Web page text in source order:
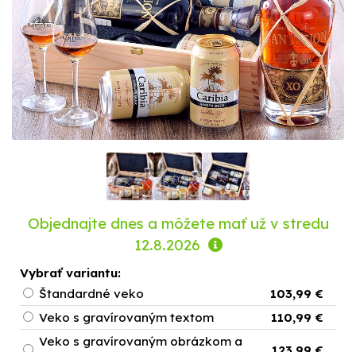
Objednajte dnes a môžete mať už v stredu
12.8.2026
Vybrať variantu:
Štandardné veko
103,99 €
Veko s gravírovaným textom
110,99 €
Veko s gravírovaným obrázkom a